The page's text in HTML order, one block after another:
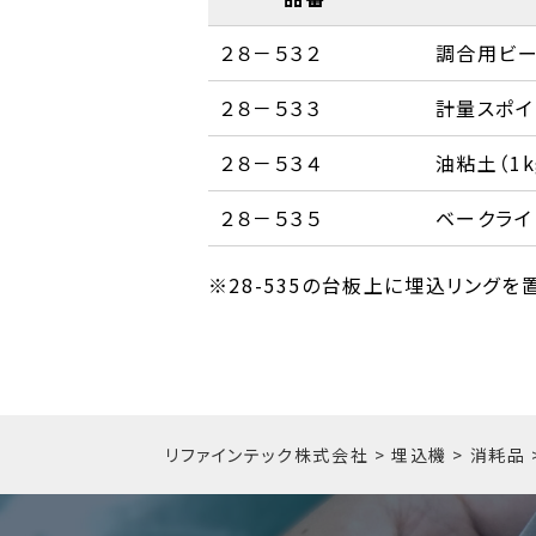
２８－５３２
調合用ビー
２８－５３３
計量スポ
２８－５３４
油粘土（
２８－５３５
ベーク
※28-535の台板上に埋込リングを
リファインテック株式会社 >埋込機 > 消耗品